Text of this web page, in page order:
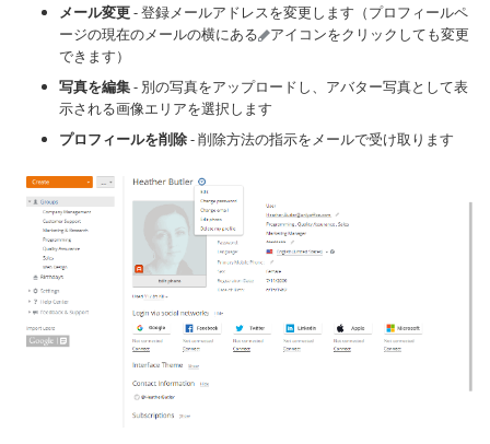
メール変更- 登録メールアドレスを変更します（プロフィールペ
ージの現在のメールの横にある
アイコンをクリックしても変更
できます）
写真を編集- 別の写真をアップロードし、アバター写真として表
示される画像エリアを選択します
プロフィールを削除- 削除方法の指示をメールで受け取ります